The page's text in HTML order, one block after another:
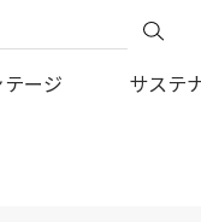
を、心よりお祈り申
ージ サステ